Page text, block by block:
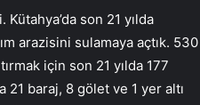
son 21 yılda
arazisini sulamaya açtık. 530
için son 21 yılda 177
21 baraj, 8 gölet ve 1 yer altı